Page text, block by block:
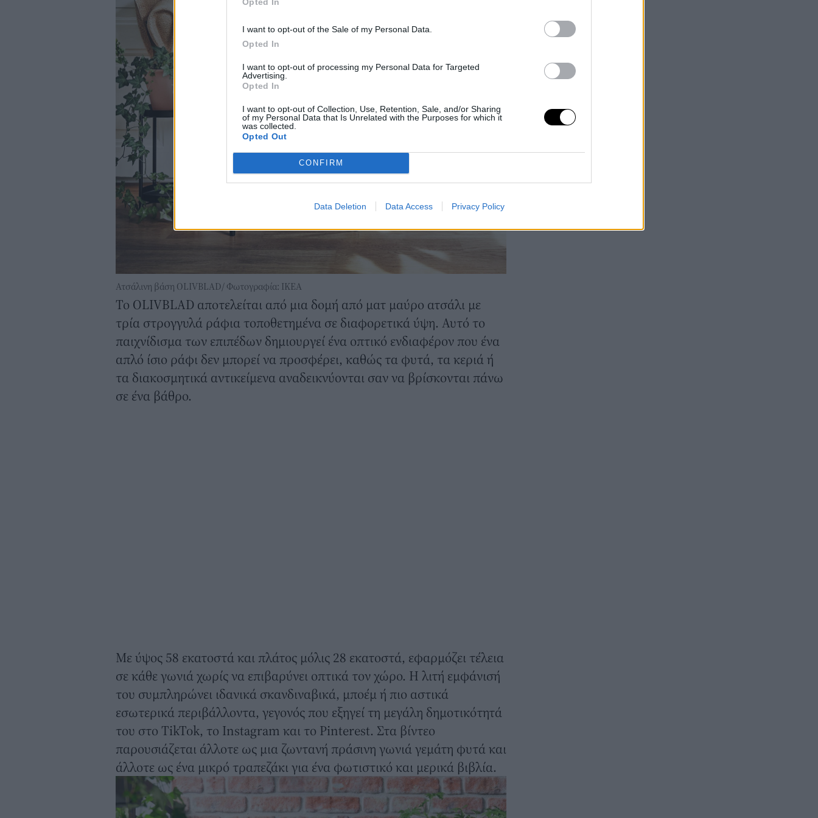
I want to opt-out of the Sale of my Personal Data.
Opted In
I want to opt-out of processing my Personal Data for Targeted
Advertising.
Opted In
I want to opt-out of Collection, Use, Retention, Sale, and/or Sharing
of my Personal Data that Is Unrelated with the Purposes for which it
was collected.
Opted Out
CONFIRM
Data Deletion Data Access Privacy Policy
Ατσάλινη βάση OLIVBLAD/ Φωτογραφία: ΙΚΕΑ
Το OLIVBLAD αποτελείται από μια δομή από ματ μαύρο ατσάλι με
τρία στρογγυλά ράφια τοποθετημένα σε διαφορετικά ύψη. Αυτό το
παιχνίδισμα των επιπέδων δημιουργεί ένα οπτικό ενδιαφέρον που ένα
απλό ίσιο ράφι δεν μπορεί να προσφέρει, καθώς τα φυτά, τα κεριά ή
τα διακοσμητικά αντικείμενα αναδεικνύονται σαν να βρίσκονται πάνω
σε ένα βάθρο.
Με ύψος 58 εκατοστά και πλάτος μόλις 28 εκατοστά, εφαρμόζει τέλεια
σε κάθε γωνιά χωρίς να επιβαρύνει οπτικά τον χώρο. Η λιτή εμφάνισή
του συμπληρώνει ιδανικά σκανδιναβικά, μποέμ ή πιο αστικά
εσωτερικά περιβάλλοντα, γεγονός που εξηγεί τη μεγάλη δημοτικότητά
του στο TikTok, το Instagram και το Pinterest. Στα βίντεο
παρουσιάζεται άλλοτε ως μια ζωντανή πράσινη γωνιά γεμάτη φυτά και
άλλοτε ως ένα μικρό τραπεζάκι για ένα φωτιστικό και μερικά βιβλία.